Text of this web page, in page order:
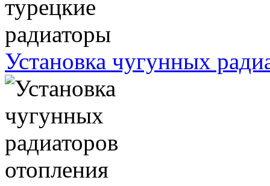
Установка чугунных